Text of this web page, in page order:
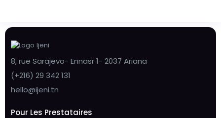
8, rue Sarajevo- Ennasr 1- 2037 Ariana
(+216) 29 342 131
hello@ijeni.tn
Pour Les Prestataires